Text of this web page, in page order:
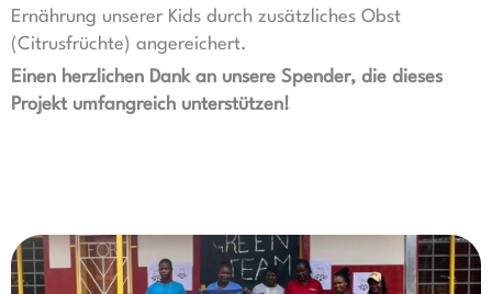
Ernährung unserer Kids durch zusätzliches Obst
(Citrusfrüchte) angereichert.
Einen herzlichen Dank an unsere Spender, die dieses
Projekt umfangreich unterstützen!